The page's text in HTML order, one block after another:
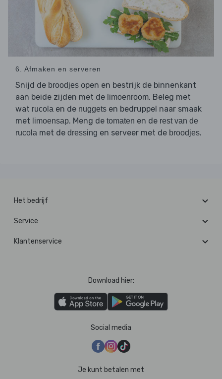
6. Afmaken en serveren
Snijd de broodjes open en bestrijk de binnenkant
aan beide zijden met de limoenroom. Beleg met
wat rucola en de nuggets en bedruppel naar smaak
met limoensap. Meng de tomaten en de rest van de
rucola met de dressing en serveer met de broodjes.
Het bedrijf
Service
Klantenservice
Download hier:
Social media
Je kunt betalen met